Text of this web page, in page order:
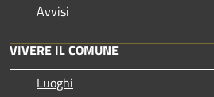
Avvisi
VIVERE IL COMUNE
Luoghi